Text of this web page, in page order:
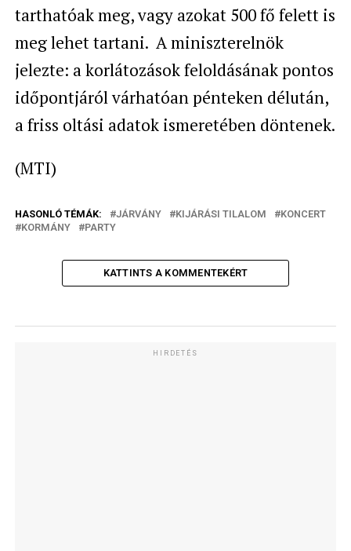
tarthatóak meg, vagy azokat 500 fő felett is
meg lehet tartani. A miniszterelnök
jelezte: a korlátozások feloldásának pontos
időpontjáról várhatóan pénteken délután,
a friss oltási adatok ismeretében döntenek.
(MTI)
HASONLÓ TÉMÁK: JÁRVÁNY KIJÁRÁSI TILALOM
KONCERT
KORMÁNY
PARTY
KATTINTS A KOMMENTEKÉRT
HIRDETÉS